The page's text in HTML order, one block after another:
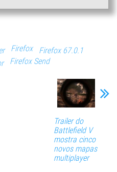
Firefox
Firefox 67.0.1
Firefox Send
Trailer do
Battlefield V
mostra cinco
novos mapas
multiplayer